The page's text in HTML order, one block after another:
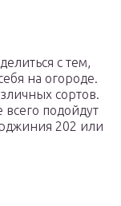
с тем,
на огороде.
сортов.
подойдут
202 или